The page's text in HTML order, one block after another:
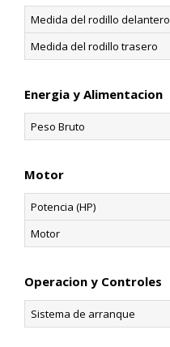
Medida del rodillo delantero
Medida del rodillo trasero
Energia y Alimentacion
Peso Bruto
Motor
Potencia (HP)
Motor
Operacion y Controles
Sistema de arranque